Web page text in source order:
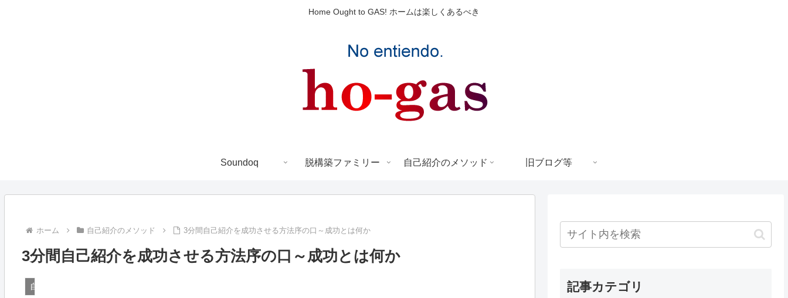
Home Ought to GAS! ホームは楽しくあるべき
Soundoq 脱構築ファミリー 自己紹介のメソッド 旧ブログ等
ホーム 自己紹介のメソッド 3分間自己紹介を成功させる方法序の口～成功とは何か
3分間自己紹介を成功させる方法序の口～成功とは何か
自己紹介のメソッド 記事カテゴリ